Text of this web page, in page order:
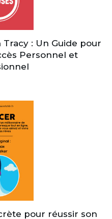
Tracy : Un Guide pour
Personnel et
pour réussir son